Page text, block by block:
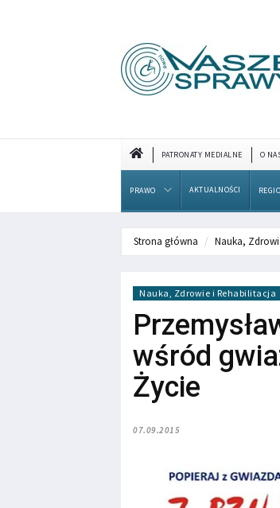
PATRONATY MEDIALNE O
PRAWO AKTUALNOŚCI
Strona główna Nauka,
Nauka, Zdrowie i Rehabilitacja
wśród
Życie
07.09.2015